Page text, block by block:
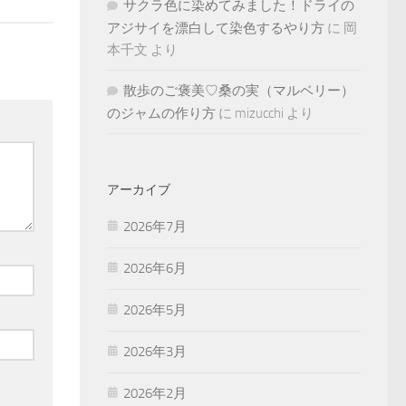
サクラ色に染めてみました！ドライの
アジサイを漂白して染色するやり方 に 岡
本千文 より
散歩のご褒美♡桑の実（マルベリー）
のジャムの作り方 に mizucchi より
アーカイブ
2026年7月
2026年6月
2026年5月
2026年3月
2026年2月